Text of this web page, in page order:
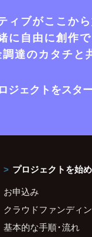
ィブがここか
に自由に創作
達のカタチと
ジェクトをスタ
プロジェクトを始
お申込み
クラウドファンディ
基本的な手順・流れ